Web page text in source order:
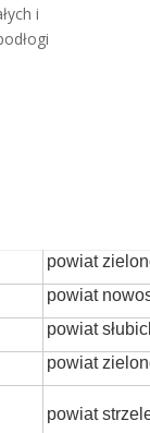
i
powiat
powiat
powiat
powiat
powiat